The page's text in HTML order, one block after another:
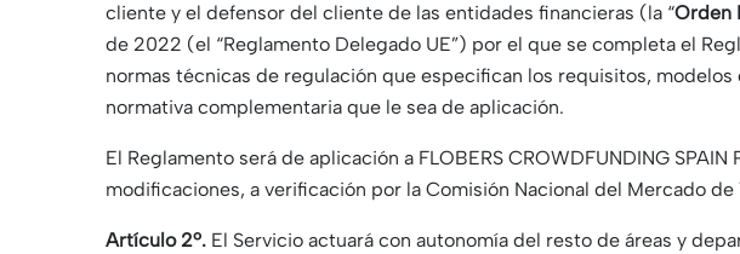
cliente y el defensor del cliente de las entidades financieras (la “Orden
de 2022 (el “Reglamento Delegado UE”) por el que se completa el
normas técnicas de regulación que especifican los requisitos,
normativa complementaria que le sea de aplicación.
El Reglamento será de aplicación a FLOBERS CROWDFUNDING SPAIN
modificaciones, a verificación por la Comisión Nacional del Mercado de
Artículo 2º. El Servicio actuará con autonomía del resto de áreas y